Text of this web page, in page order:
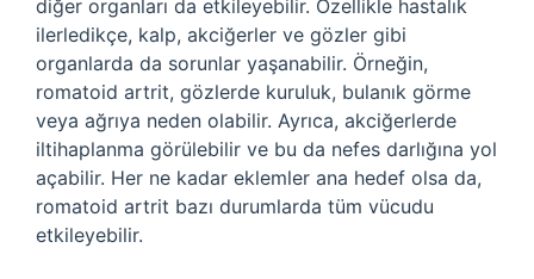
diğer organları da etkileyebilir. Özellikle hastalık
ilerledikçe, kalp, akciğerler ve gözler gibi
organlarda da sorunlar yaşanabilir. Örneğin,
romatoid artrit, gözlerde kuruluk, bulanık görme
veya ağrıya neden olabilir. Ayrıca, akciğerlerde
iltihaplanma görülebilir ve bu da nefes darlığına yol
açabilir. Her ne kadar eklemler ana hedef olsa da,
romatoid artrit bazı durumlarda tüm vücudu
etkileyebilir.